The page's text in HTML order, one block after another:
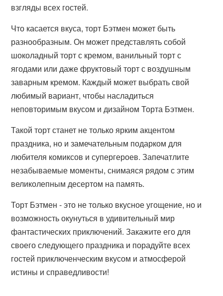
взгляды всех гостей.
Что касается вкуса, торт Бэтмен может быть
разнообразным. Он может представлять собой
шоколадный торт с кремом, ванильный торт с
ягодами или даже фруктовый торт с воздушным
заварным кремом. Каждый может выбрать свой
любимый вариант, чтобы насладиться
неповторимым вкусом и дизайном Торта Бэтмен.
Такой торт станет не только ярким акцентом
праздника, но и замечательным подарком для
любителя комиксов и супергероев. Запечатлите
незабываемые моменты, снимаяся рядом с этим
великолепным десертом на память.
Торт Бэтмен - это не только вкусное угощение, но и
возможность окунуться в удивительный мир
фантастических приключений. Закажите его для
своего следующего праздника и порадуйте всех
гостей приключенческим вкусом и атмосферой
истины и справедливости!